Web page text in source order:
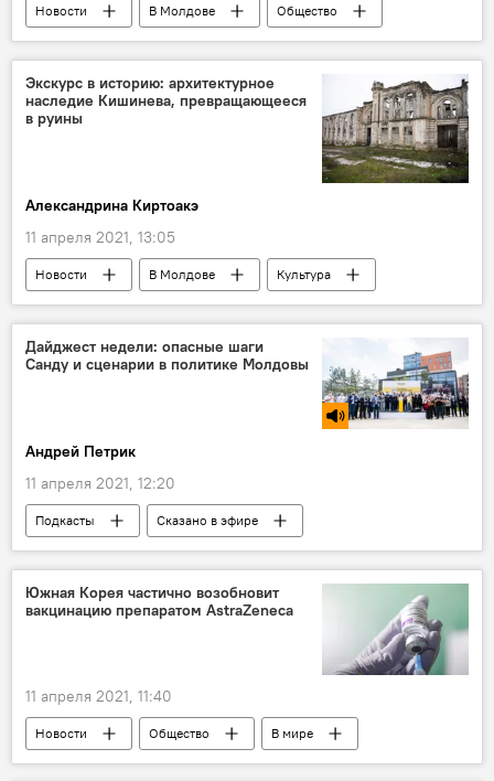
Новости В Молдове
Общество
Экономика
Спорт
велосипед
примэрия Кишинева
Экскурс в историю: архитектурное
наследие Кишинева, превращающееся
в руины
Александрина Киртоакэ
11 апреля 2021, 13:05
Новости В Молдове
Культура
Общество
Дайджест недели: опасные шаги
Санду и сценарии в политике Молдовы
Андрей Петрик
11 апреля 2021, 12:20
Подкасты
Сказано в эфире
Новости
В Молдове
Политика
Общество
Южная Корея частично возобновит
вакцинацию препаратом AstraZeneca
11 апреля 2021, 11:40
Новости Общество
В мире
Коронавирус